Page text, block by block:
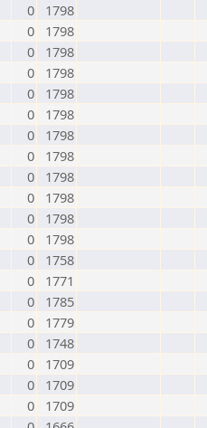
0
1798
0
1798
0
1798
0
1798
0
1798
0
1798
0
1798
0
1798
0
1798
0
1798
0
1798
0
1798
0
1758
0
1771
0
1785
0
1779
0
1748
0
1709
0
1709
0
1709